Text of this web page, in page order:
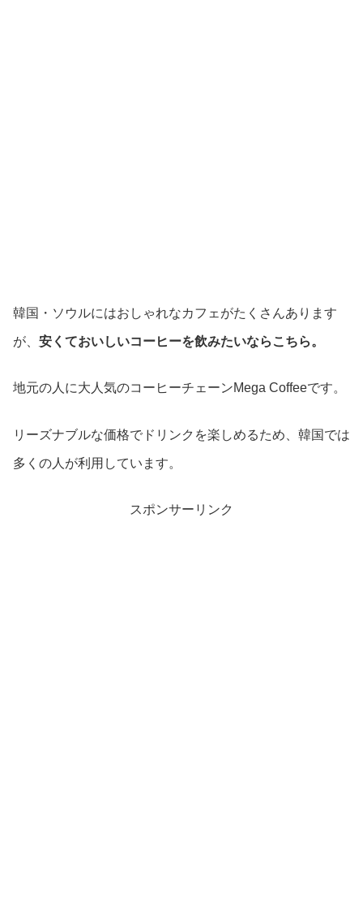
韓国・ソウルにはおしゃれなカフェがたくさんあります
が、 安くておいしいコーヒーを飲みたいならこちら。
地元の人に大人気のコーヒーチェーンMega Coffeeです。
リーズナブルな価格でドリンクを楽しめるため、韓国では
多くの人が利用しています。
スポンサーリンク